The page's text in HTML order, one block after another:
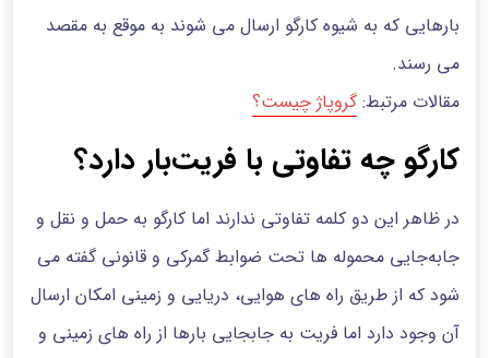
بارهایی که به شیوه کارگو ارسال می شوند به موقع به مقصد
می رسند.
مقالات مرتبط:گروپاژ چیست؟
کارگو چه تفاوتی با فریت‌بار دارد؟
در ظاهر این دو کلمه تفاوتی ندارند اما کارگو به حمل و نقل و
جابه‌جایی محموله ها تحت ضوابط گمرکی و قانونی گفته می
شود که از طریق راه های هوایی، دریایی و زمینی امکان ارسال
آن وجود دارد اما فریت به جابجایی بارها از راه های زمینی و